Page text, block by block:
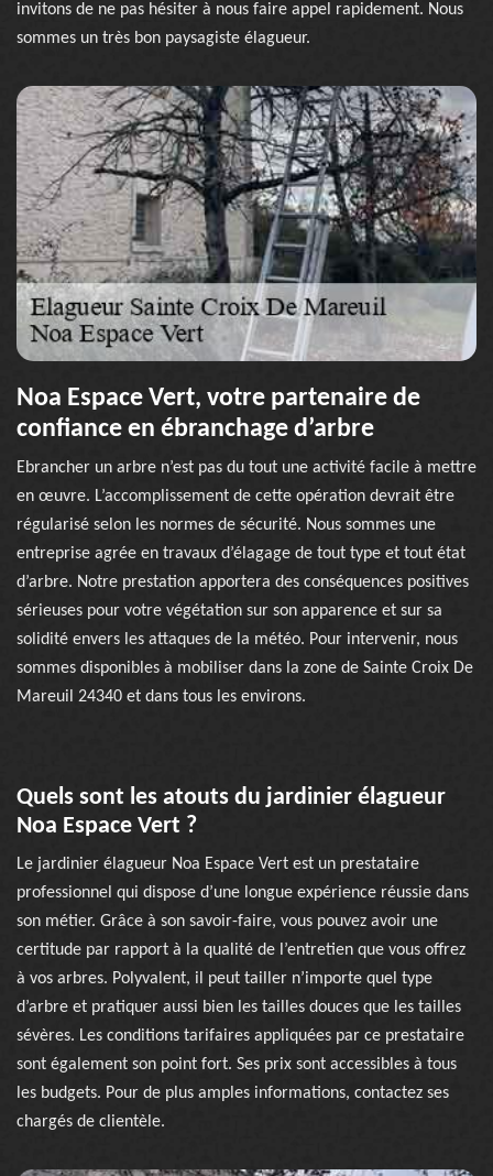
invitons de ne pas hésiter à nous faire appel rapidement. Nous
sommes un très bon paysagiste élagueur.
Noa Espace Vert, votre partenaire de
confiance en ébranchage d’arbre
Ebrancher un arbre n’est pas du tout une activité facile à mettre
en œuvre. L’accomplissement de cette opération devrait être
régularisé selon les normes de sécurité. Nous sommes une
entreprise agrée en travaux d’élagage de tout type et tout état
d’arbre. Notre prestation apportera des conséquences positives
sérieuses pour votre végétation sur son apparence et sur sa
solidité envers les attaques de la météo. Pour intervenir, nous
sommes disponibles à mobiliser dans la zone de Sainte Croix De
Mareuil 24340 et dans tous les environs.
Quels sont les atouts du jardinier élagueur
Noa Espace Vert ?
Le jardinier élagueur Noa Espace Vert est un prestataire
professionnel qui dispose d’une longue expérience réussie dans
son métier. Grâce à son savoir-faire, vous pouvez avoir une
certitude par rapport à la qualité de l’entretien que vous offrez
à vos arbres. Polyvalent, il peut tailler n’importe quel type
d’arbre et pratiquer aussi bien les tailles douces que les tailles
sévères. Les conditions tarifaires appliquées par ce prestataire
sont également son point fort. Ses prix sont accessibles à tous
les budgets. Pour de plus amples informations, contactez ses
chargés de clientèle.